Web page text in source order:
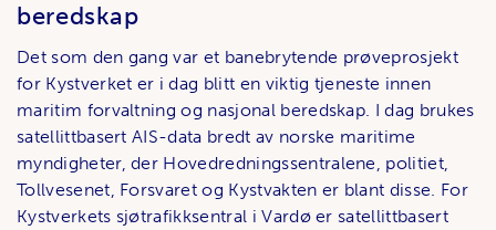
beredskap
Det som den gang var et banebrytende prøveprosjekt
for Kystverket er i dag blitt en viktig tjeneste innen
maritim forvaltning og nasjonal beredskap. I dag brukes
satellittbasert AIS-data bredt av norske maritime
myndigheter, der Hovedredningssentralene, politiet,
Tollvesenet, Forsvaret og Kystvakten er blant disse. For
Kystverkets sjøtrafikksentral i Vardø er satellittbasert